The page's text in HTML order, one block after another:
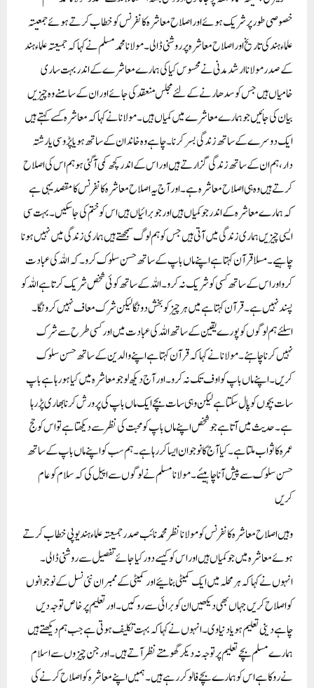
خصوصی طور پر شریک ہوئے اوراصلاح معاشرہ کانفرنس کو خطاب کرتے ہوئے جمعیتہ
علماء ہند کی تاریخ اور اصلاح معاشرہ پر روشنی ڈالی۔مولانا محمد مسلم نے کہا کہ جمیعتہ علماء ہند
کے صدر مولانا ارشد مدنی نے محسوس کیا کی ہمارے معاشرے کے اندر بہت ساری
خامیاں ہیں جس کو سدھارنے کے لئے مجلس منعقد کی جائے اور ان کے سامنے وہ چیزیں
بیان کی جائیں جو ہمارے معاشرے میں کمیاں ہیں۔ مولانا نے کہا کہ معاشرہ کسے کہتے ہیں
ایک دوسرے کے ساتھ زندگی بسر کرنا۔ چاہے وہ خاندان کے ساتھ ہو یا پڑوسی یا رشتہ
دار، ہم ان کے ساتھ زندگی گزارتے ہیں اور اس کے اندر کچھ کمی آگئی ہو ہم اس کی اصلاح
کرتے ہیں وہ ہی اصلاح معاشرہ ہے۔اور آج یہ اصلاح معاشرہ کانفرنس کا مقصد یہی ہے
کہ ہمارے معاشرہ کے اندر جو کمیاں ہیں اور جو برائیاں ہیں اس کو ختم کی جاسکیں۔بہت سی
ایسی چیزیں ہماری زندگی میں آتی ہیں جس کو ہم لوگ سمجھتے ہیں ہماری زندگی میں نہیں ہونا
چاہیے۔مسلا قرآن کہتا ہے اپنے ماں باپ کے ساتھ حسن سلوک کرو۔ کہ اللہ کی عبادت
کرو اور اس کے ساتھ کسی کو شریک نہ کرو۔اللہ کے ساتھ کوئی شخص شریک کرتا ہے اللہ کو
پسند نہیں ہے۔قرآن کہتا ہے میں ہر چیز کو بخش دونگا لیکن شرک معاف نہیں کرونگا۔
اسلئے ہم لوگوں کو پورے یقین کے ساتھ اللہ کی عبادت میں اور کسی طرح سے شرک
نہیں کرنا چاہئے۔مولانا نے کہا کہ قرآن کہتا ہے اپنے والدین کے ساتھ حسن سلوک
کریں۔اپنے ماں باپ کو اوف تک نہ کرو۔اور آج دیکھ لو جو معاشرہ میں کیاہو رہا ہے باپ
سات بچوں کو پال سکتا ہے لیکن وہی سات بچے ایک ماں باپ کی پرورش کرنا بھاری پڑ رہا
ہے۔حدیث میں آتا ہے جو شخص اپنے ماں باپ کو محبت کی نظر سے دیکھتا ہے تو اس کو حج
عمرہ کا ثواب ملتا ہے۔کیا آج کا نوجوان ایسا کر رہا ہے۔ہم سب کو اپنے ماں باپ کے ساتھ
حسن سلوک سے پیش آنا چاہیئے۔مولانا مسلم نے لوگوں سے اپیل کی کہ سلام کو عام
کریں
وہیں اصلاح معاشرہ کانفرنس کو مولانا نظر محمد نائب صدر جمیعتہ علماء ہند یوپی خطاب کرتے
ہوئے معاشرہ میں جو کمیاں ہیں اور اس کو کیسے دور کیا جائے تفصیل سے روشنی ڈالی۔
انہوں نے کہا کہ ہر محلہ میں ایک کمیٹی بنائیے اور کمیٹی کے ممبران نئی نسل کے نوجوانوں
کو اصلاح کریں جہاں بھی دیکھیں ان کو برائی سے روکیں۔اور تعلیم پر خاص توجہ دیں
چاہے دینی تعلیم ہو یا دنیاوی۔انہوں نے کہا کہ بہت تکلیف ہوتی ہے جب ہم دیکھتے ہیں
ہمارے مسلم بچے تعلیم پر توجہ نہ دیکر گھومتے نظر آتے ہیں۔اور جن چیزوں سے اسلام
نے روکا ہے اس کو ہمارے بچے فالوکررہے ہیں۔ہمیں اپنے معاشرہ کو اصلاح کرنے کی